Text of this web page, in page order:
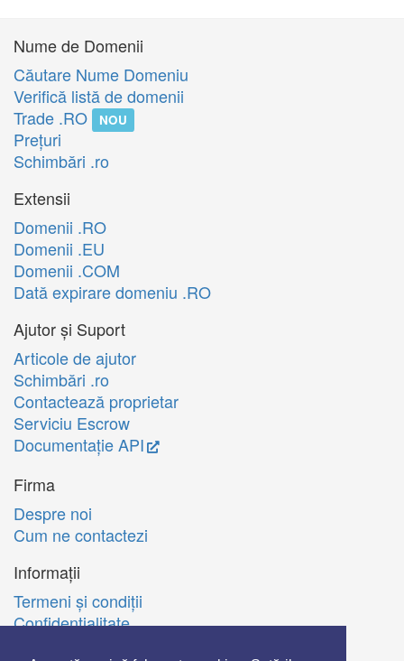
Nume de Domenii
Căutare Nume Domeniu
Verifică listă de domenii
Trade .RO
NOU
Preţuri
Schimbări .ro
Extensii
Domenii .RO
Domenii .EU
Domenii .COM
Dată expirare domeniu .RO
Ajutor și Suport
Articole de ajutor
Schimbări .ro
Contactează proprietar
Serviciu Escrow
Documentație API
Firma
Despre noi
Cum ne contactezi
Informații
Termeni şi condiţii
Confidenţialitate